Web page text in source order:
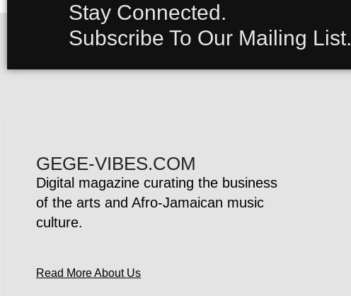
Stay Connected.
Subscribe To Our Mailing List.
GEGE-VIBES.COM
Digital magazine curating the business
of the arts and Afro-Jamaican music
culture.
Read More About Us